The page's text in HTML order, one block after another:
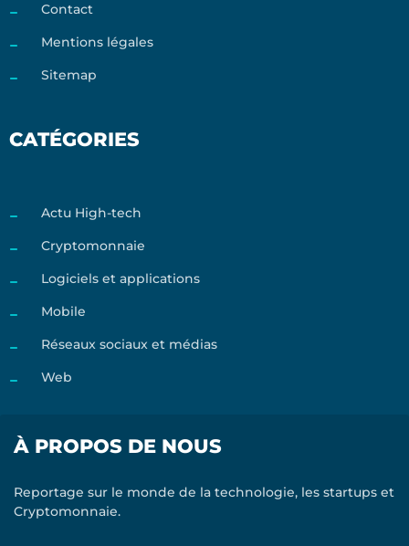
Contact
Mentions légales
Sitemap
CATÉGORIES
Actu High-tech
Cryptomonnaie
Logiciels et applications
Mobile
Réseaux sociaux et médias
Web
À PROPOS DE NOUS
Reportage sur le monde de la technologie, les startups et
Cryptomonnaie.